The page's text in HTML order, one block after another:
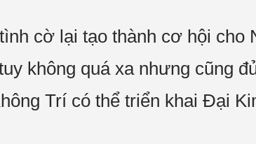
cờ lại tạo thành cơ hội cho
không quá xa nhưng cũng
Trí có thể triển khai Đại